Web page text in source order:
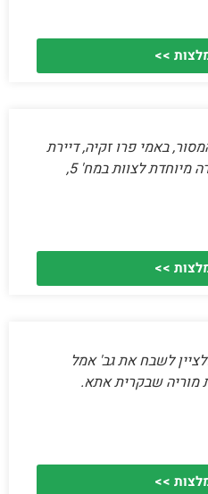
>>
באמי פרו זקיה, דיירת
במוסדכם מזה 12 שנים. תודה מיוחדת לצוות במח' 5,
>>
לשבח את גב' אמל
מוריה שבקרית אתא.
>>